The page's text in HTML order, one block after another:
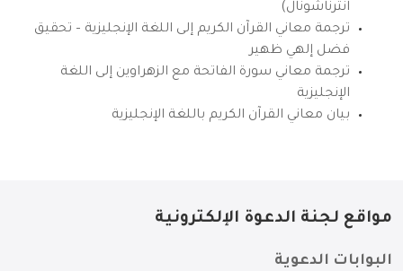
انترناشونال)
ترجمة معاني القرآن الكريم إلى اللغة الإنجليزية – تحقيق
فضل إلهي ظهير
ترجمة معاني سورة الفاتحة مع الزهراوين إلى اللغة
الإنجليزية
بيان معاني القرآن الكريم باللغة الإنجليزية
مواقع لجنة الدعوة الإلكترونية
البوابات الدعوية